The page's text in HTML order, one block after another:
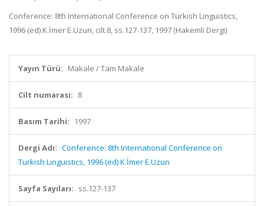
Conference: 8th International Conference on Turkish Linguistics,
1996 (ed) K.İmer E.Uzun, cilt.8, ss.127-137, 1997 (Hakemli Dergi)
Yayın Türü: Makale / Tam Makale
Cilt numarası: 8
Basım Tarihi: 1997
Dergi Adı: Conference: 8th International Conference on
Turkish Linguistics, 1996 (ed) K.İmer E.Uzun
Sayfa Sayıları: ss.127-137